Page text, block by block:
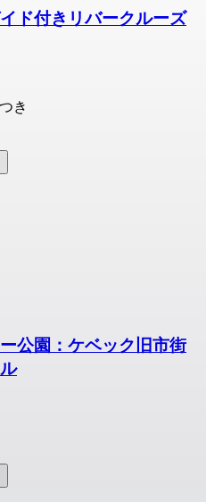
ド付きリバークルーズ
き
公園：ケベック旧市街